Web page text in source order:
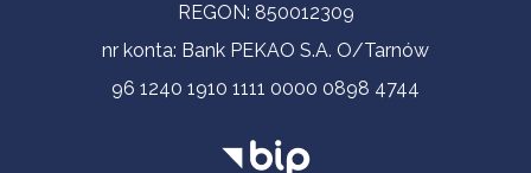
REGON: 850012309
nr konta: Bank PEKAO S.A. O/Tarnów
96 1240 1910 1111 0000 0898 4744